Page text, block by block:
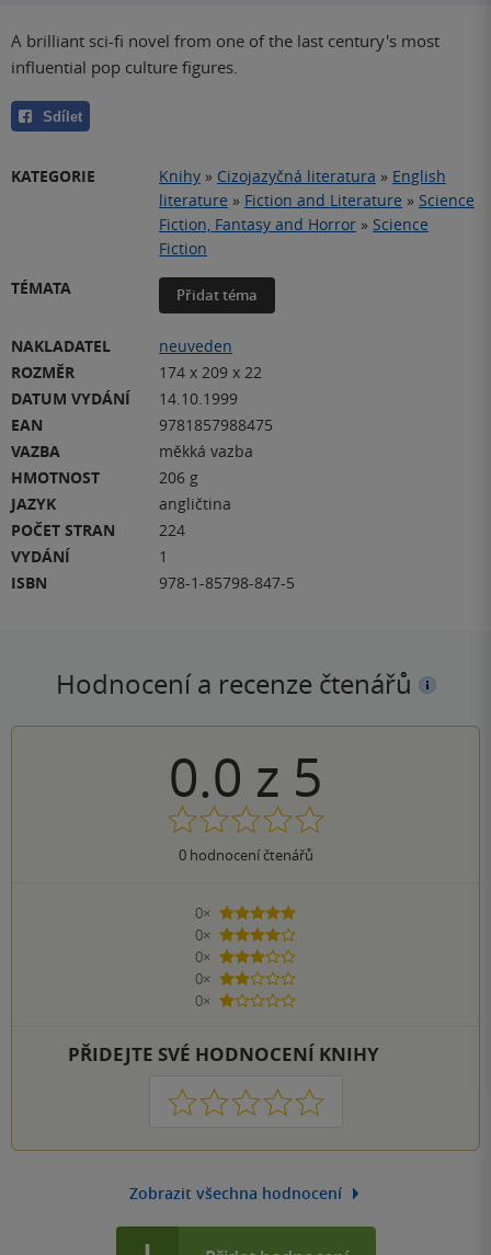
A brilliant sci-fi novel from one of the last century's most
influential pop culture figures.
Sdílet
KATEGORIE Knihy » Cizojazyčná literatura » English
literature » Fiction and Literature » Science
Fiction, Fantasy and Horror » Science
Fiction
TÉMATA
Přidat téma
NAKLADATEL
neuveden
ROZMĚR
174 x 209 x 22
DATUM VYDÁNÍ
14.10.1999
EAN
9781857988475
VAZBA
měkká vazba
HMOTNOST
206 g
JAZYK
angličtina
POČET STRAN
224
VYDÁNÍ
1
ISBN
978-1-85798-847-5
Hodnocení a recenze čtenářů
0.0 z 5
0hodnocení čtenářů
0×
5 hvězdiček
0×
4 hvězdičky
0×
3 hvězdičky
0×
2 hvězdičky
0×
1 hvezdička
PŘIDEJTE SVÉ HODNOCENÍ KNIHY
1 2 3 4 5
Zobrazit všechna hodnocení